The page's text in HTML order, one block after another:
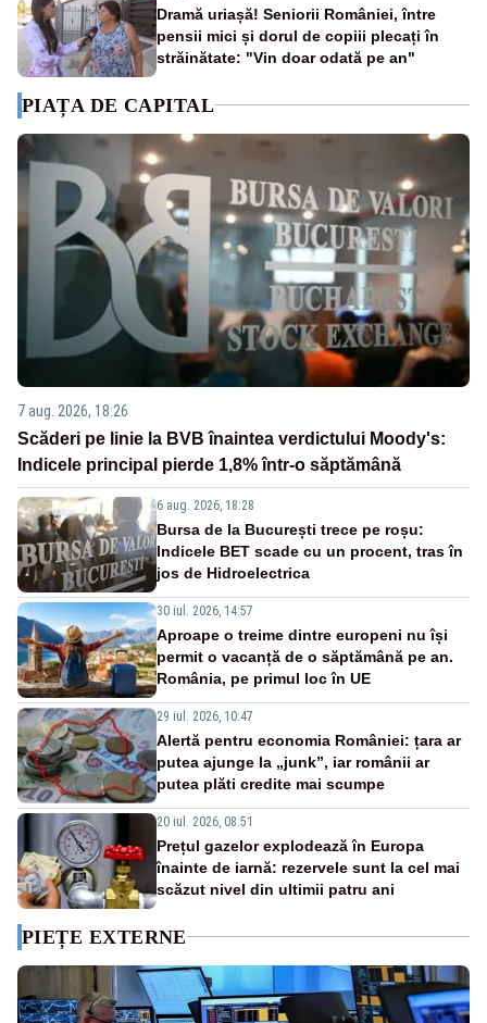
Dramă uriașă! Seniorii României, între
pensii mici și dorul de copiii plecați în
străinătate: "Vin doar odată pe an"
PIAȚA DE CAPITAL
7 aug. 2026, 18:26
Scăderi pe linie la BVB înaintea verdictului Moody's:
Indicele principal pierde 1,8% într-o săptămână
6 aug. 2026, 18:28
Bursa de la București trece pe roșu:
Indicele BET scade cu un procent, tras în
jos de Hidroelectrica
30 iul. 2026, 14:57
Aproape o treime dintre europeni nu își
permit o vacanță de o săptămână pe an.
România, pe primul loc în UE
29 iul. 2026, 10:47
Alertă pentru economia României: țara ar
putea ajunge la „junk”, iar românii ar
putea plăti credite mai scumpe
20 iul. 2026, 08:51
Prețul gazelor explodează în Europa
înainte de iarnă: rezervele sunt la cel mai
scăzut nivel din ultimii patru ani
PIEȚE EXTERNE